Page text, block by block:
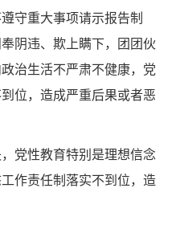
守重大事项请示报告制
阴违、欺上瞒下，团团伙
治生活不严肃不健康，党
位，造成严重后果或者恶
性教育特别是理想信念
作责任制落实不到位，造